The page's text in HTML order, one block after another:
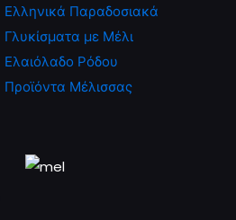
Ελληνικά Παραδοσιακά
Γλυκίσματα με Μέλι
Ελαιόλαδο Ρόδου
Προϊόντα Μέλισσας